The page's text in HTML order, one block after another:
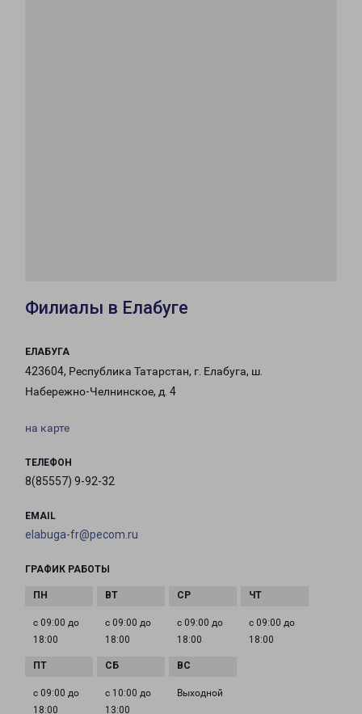
Филиалы в Елабуге
ЕЛАБУГА
423604, Республика Татарстан, г. Елабуга, ш.
Набережно-Челнинское, д. 4
на карте
ТЕЛЕФОН
8(85557) 9-92-32
EMAIL
elabuga-fr@pecom.ru
ГРАФИК РАБОТЫ
с 09:00 до
18:00
с 09:00 до
18:00
с 09:00 до
18:00
с 09:00 до
18:00
с 09:00 до
18:00
с 10:00 до
13:00
Выходной